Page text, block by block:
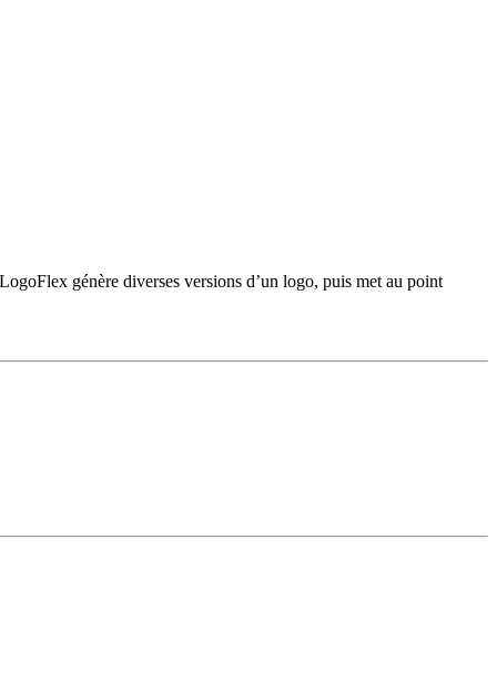
génère diverses versions d’un logo, puis met au point